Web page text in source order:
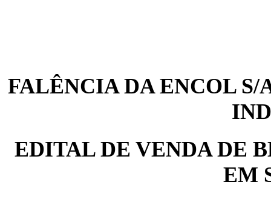
FALÊNCIA DA ENCOL
EDITAL DE VENDA DE
EM